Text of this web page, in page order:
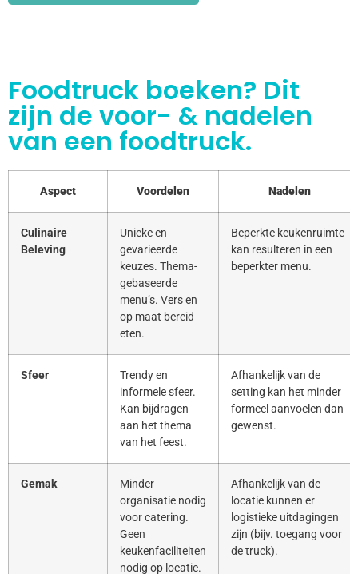
Foodtruck boeken? Dit
zijn de voor- & nadelen
van een foodtruck.
Aspect Voordelen Nadelen
Culinaire
Beleving
Unieke en
gevarieerde
keuzes. Thema-
gebaseerde
menu’s. Vers en
op maat bereid
eten.
Beperkte keukenruimte
kan resulteren in een
beperkter menu.
Sfeer
Trendy en
informele sfeer.
Kan bijdragen
aan het thema
van het feest.
Afhankelijk van de
setting kan het minder
formeel aanvoelen dan
gewenst.
Gemak
Minder
organisatie nodig
voor catering.
Geen
keukenfaciliteiten
nodig op locatie.
Afhankelijk van de
locatie kunnen er
logistieke uitdagingen
zijn (bijv. toegang voor
de truck).